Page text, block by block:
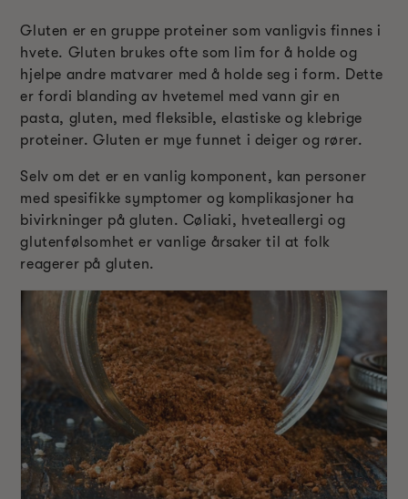
Gluten er en gruppe proteiner som vanligvis finnes i
hvete. Gluten brukes ofte som lim for å holde og
hjelpe andre matvarer med å holde seg i form. Dette
er fordi blanding av hvetemel med vann gir en
pasta, gluten, med fleksible, elastiske og klebrige
proteiner. Gluten er mye funnet i deiger og rører.
Selv om det er en vanlig komponent, kan personer
med spesifikke symptomer og komplikasjoner ha
bivirkninger på gluten. Cøliaki, hveteallergi og
glutenfølsomhet er vanlige årsaker til at folk
reagerer på gluten.